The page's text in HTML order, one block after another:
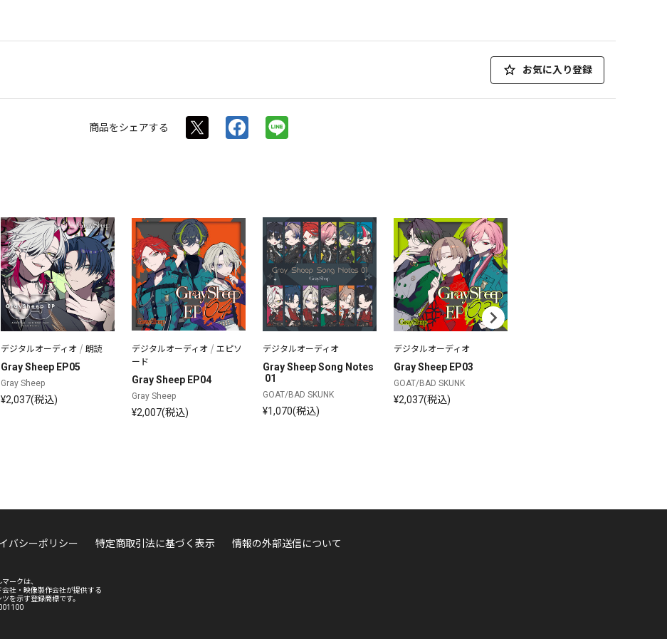
お気に入り登録
商品をシェアする
デジタルオーディオ 朗読
Gray Sheep EP05
Gray Sheep
¥2,037(税込)
デジタルオーディオ
エピソ
ード
Gray Sheep EP04
Gray Sheep
¥2,007(税込)
デジタルオーディオ
Gray Sheep Song Notes
01
GOAT/BAD SKUNK
¥1,070(税込)
デジタルオーディオ
Gray Sheep EP03
GOAT/BAD SKUNK
¥2,037(税込)
バシーポリシー 特定商取引法に基づく表示 情報の外部送信について
ークは、
会社・映像製作会社が提供する
を示す登録商標です。